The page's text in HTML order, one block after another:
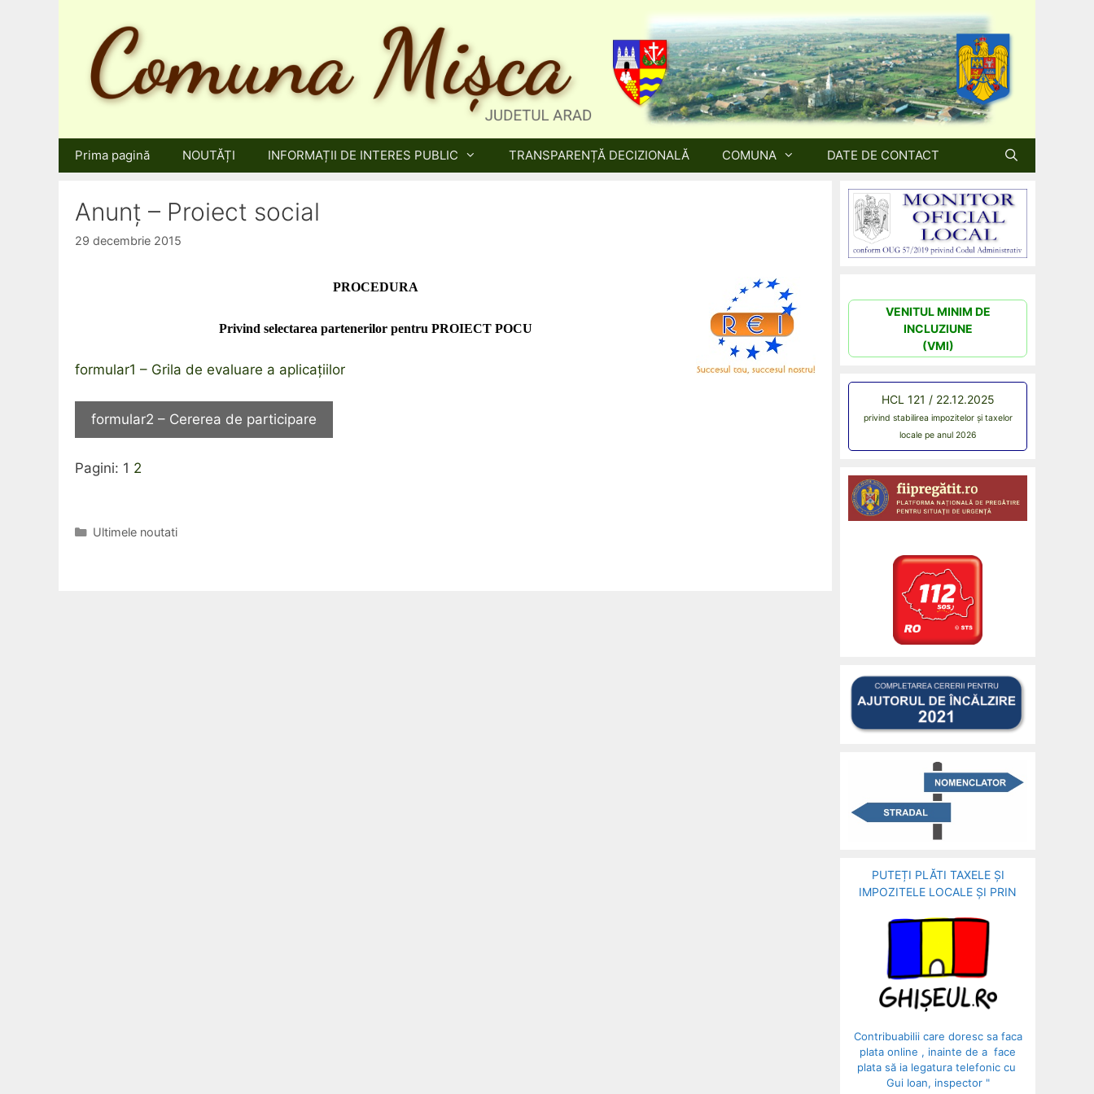
Prima pagină NOUTĂȚI INFORMAȚII DE INTERES PUBLIC TRANSPARENȚĂ DECIZIONALĂ COMUNA DATE DE CONTACT
Anunț – Proiect social
29 decembrie 2015
PROCEDURA
Privind selectarea partenerilor pentru PROIECT POCU
formular1 – Grila de evaluare a aplicațiilor
formular2 – Cererea de participare
Pagini: 1 2
Categorii
Ultimele noutati
VENITUL MINIM DE
INCLUZIUNE
(VMI)
HCL 121 / 22.12.2025
privind stabilirea impozitelor și taxelor
locale pe anul 2026
PUTEȚI PLĂTI TAXELE ȘI
IMPOZITELE LOCALE ȘI PRIN
Contribuabilii care doresc sa faca
plata online , inainte de a face
plata să ia legatura telefonic cu
Gui Ioan, inspector "